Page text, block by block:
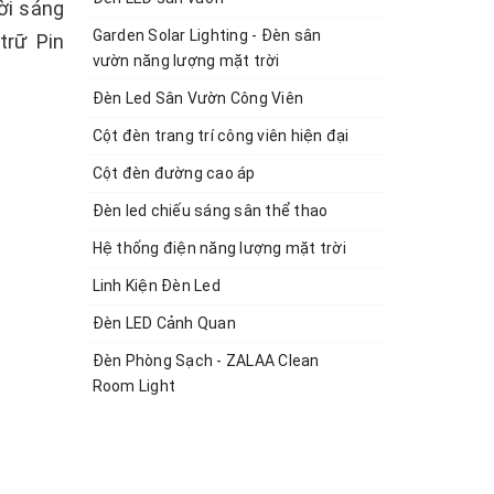
sáng
Pin
Garden Solar Lighting - Đèn sân
vườn năng lượng mặt trời
Đèn Led Sân Vườn Công Viên
Cột đèn trang trí công viên hiện đại
Cột đèn đường cao áp
Đèn led chiếu sáng sân thể thao
Hệ thống điện năng lượng mặt trời
Linh Kiện Đèn Led
Đèn LED Cảnh Quan
Đèn Phòng Sạch - ZALAA Clean
Room Light